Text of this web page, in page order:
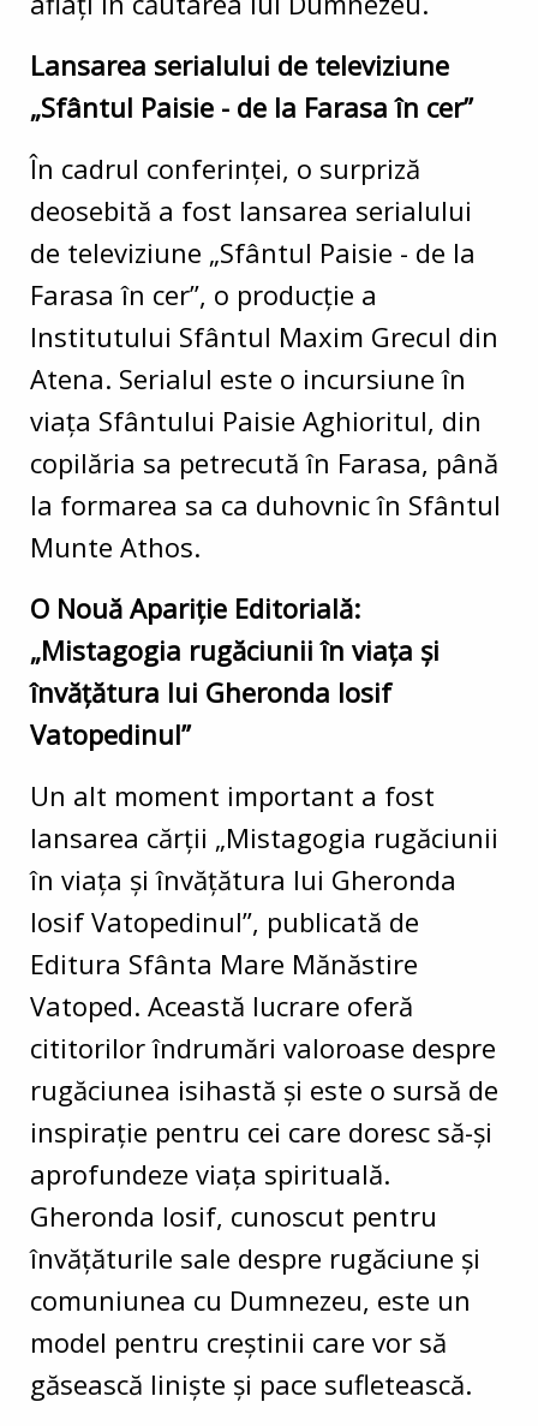
Lansarea serialului de televiziune
„Sfântul Paisie - de la Farasa în cer”
În cadrul conferinței, o surpriză
deosebită a fost lansarea serialului
de televiziune „Sfântul Paisie - de la
Farasa în cer”, o producție a
Institutului Sfântul Maxim Grecul din
Atena. Serialul este o incursiune în
viața Sfântului Paisie Aghioritul, din
copilăria sa petrecută în Farasa, până
la formarea sa ca duhovnic în Sfântul
Munte Athos.
O Nouă Apariție Editorială:
„Mistagogia rugăciunii în viața și
învățătura lui Gheronda Iosif
Vatopedinul”
Un alt moment important a fost
lansarea cărții „Mistagogia rugăciunii
în viața și învățătura lui Gheronda
Iosif Vatopedinul”, publicată de
Editura Sfânta Mare Mănăstire
Vatoped. Această lucrare oferă
cititorilor îndrumări valoroase despre
rugăciunea isihastă și este o sursă de
inspirație pentru cei care doresc să-și
aprofundeze viața spirituală.
Gheronda Iosif, cunoscut pentru
învățăturile sale despre rugăciune și
comuniunea cu Dumnezeu, este un
model pentru creștinii care vor să
găsească liniște și pace sufletească.